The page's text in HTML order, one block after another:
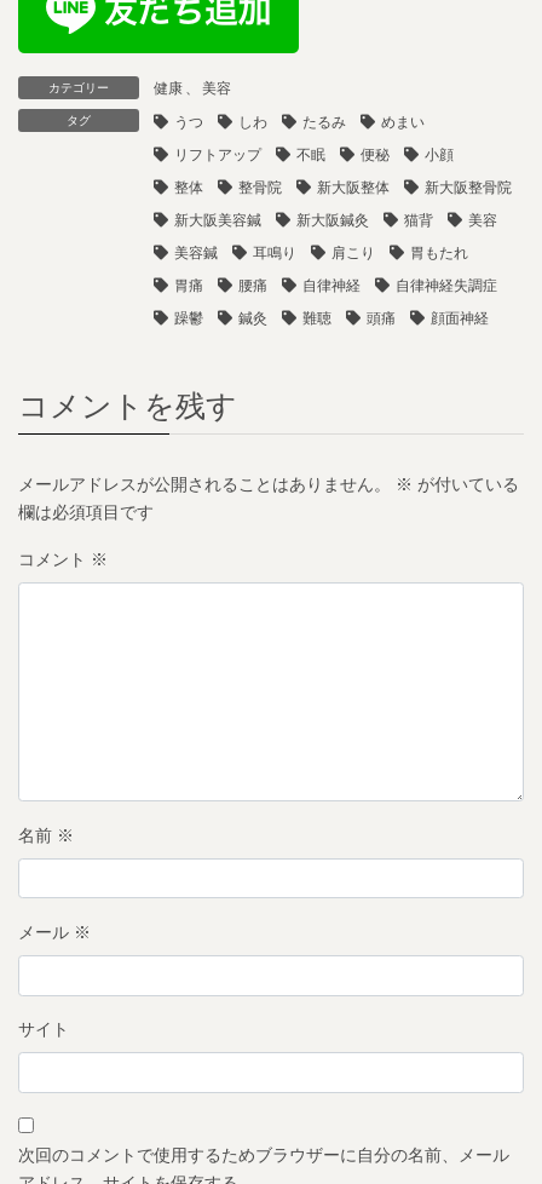
カテゴリー 健康 、 美容
タグ うつ しわ たるみ
めまい
リフトアップ
不眠 便秘
小顔
整体
整骨院 新大阪整体
新大阪整骨院
新大阪美容鍼
新大阪鍼灸 猫背
美容
美容鍼
耳鳴り 肩こり
胃もたれ
胃痛
腰痛 自律神経
自律神経失調症
躁鬱
鍼灸 難聴 頭痛 顔面神経
コメントを残す
メールアドレスが公開されることはありません。 ※ が付いている
欄は必須項目です
コメント ※
名前 ※
メール ※
サイト
次回のコメントで使用するためブラウザーに自分の名前、メール